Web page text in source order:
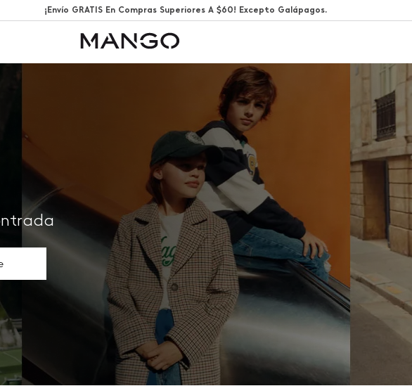
¡Envío GRATIS En Compras Superiores A $60! Excepto Galápagos.